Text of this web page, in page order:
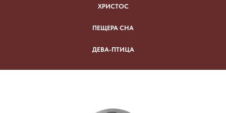
ХРИСТОС
ПЕЩЕРА СНА
ДЕВА-ПТИЦА